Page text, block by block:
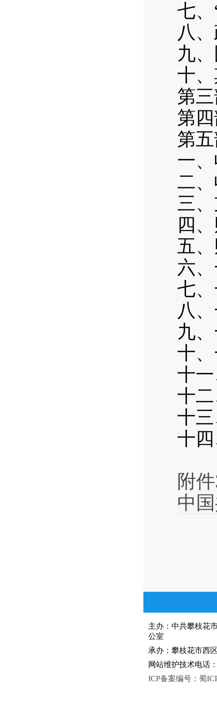
七、
八
九
十
第
第
第
一
二
三
四
五
六
七
八
九
十
十
十
十
十
附
中
主办：中共攀枝
公室
承办：攀枝花市西
网站维护技术电话
ICP备案编号：蜀